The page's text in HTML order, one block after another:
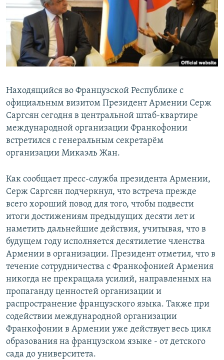
Հայերեն
English
Русский
Находящийся во Французской Республике с
официальным визитом Президент Армении Серж
Саргсян сегодня в центральной штаб-квартире
международной организации Франкофонии
встретился с генеральным секретарём
организации Микаэль Жан.
Как сообщает пресс-служба президента Армении,
Серж Саргсян подчеркнул, что встреча прежде
всего хороший повод для того, чтобы подвести
итоги достижениям предыдущих десяти лет и
наметить дальнейшие действия, учитывая, что в
будущем году исполняется десятилетие членства
Армении в организации. Президент отметил, что в
течение сотрудничества с Франкофонией Армения
никогда не прекращала усилий, направленных на
пропаганду ценностей организации и
распространение французского языка. Также при
содействии международной организации
Франкофонии в Армении уже действует весь цикл
образования на французском языке - от детского
сада до университета.